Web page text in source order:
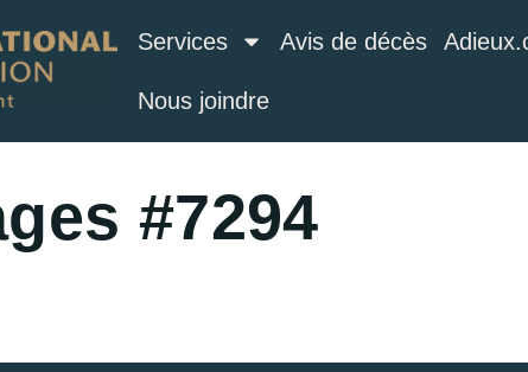
Services Avis de décès
Nous joindre
#7294